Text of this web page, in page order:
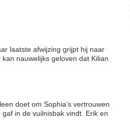
laatste afwijzing grijpt hij naar
nauwelijks geloven dat Kilian
doet om Sophia's vertrouwen
in de vuilnisbak vindt. Erik en